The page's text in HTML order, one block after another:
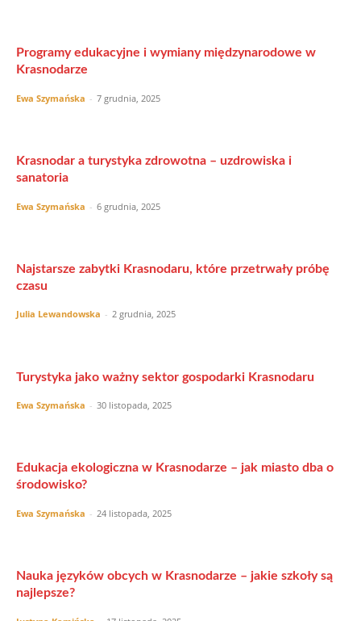
Programy edukacyjne i wymiany międzynarodowe w
Krasnodarze
Ewa Szymańska - 7 grudnia, 2025
Krasnodar a turystyka zdrowotna – uzdrowiska i
sanatoria
Ewa Szymańska - 6 grudnia, 2025
Najstarsze zabytki Krasnodaru, które przetrwały próbę
czasu
Julia Lewandowska - 2 grudnia, 2025
Turystyka jako ważny sektor gospodarki Krasnodaru
Ewa Szymańska - 30 listopada, 2025
Edukacja ekologiczna w Krasnodarze – jak miasto dba o
środowisko?
Ewa Szymańska - 24 listopada, 2025
Nauka języków obcych w Krasnodarze – jakie szkoły są
najlepsze?